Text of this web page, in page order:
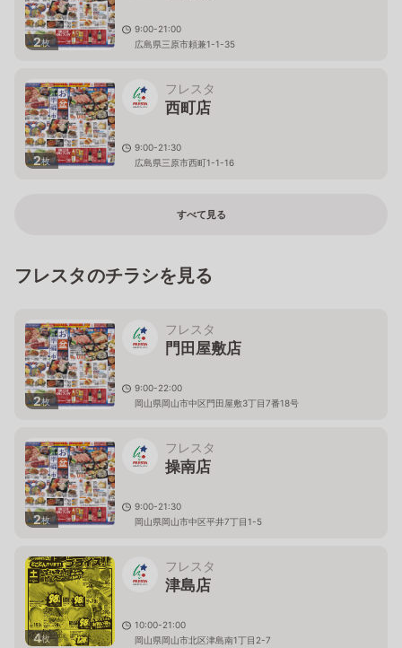
2枚
9:00-21:00
広島県三原市頼兼1-1-35
2枚
フレスタ
西町店
9:00-21:30
広島県三原市西町1-1-16
すべて見る
フレスタのチラシを見る
2枚
フレスタ
門田屋敷店
9:00-22:00
岡山県岡山市中区門田屋敷3丁目7番18号
2枚
フレスタ
操南店
9:00-21:30
岡山県岡山市中区平井7丁目1-5
4枚
フレスタ
津島店
10:00-21:00
岡山県岡山市北区津島南1丁目2-7